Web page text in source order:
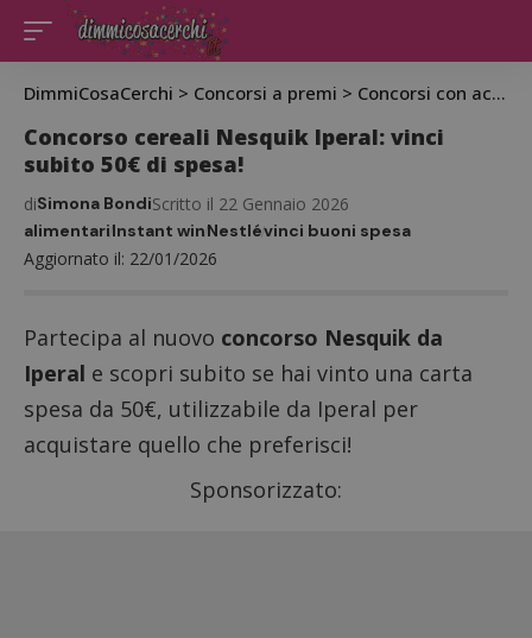
DimmiCosaCerchi > Concorsi a premi > Concorsi con acquisto
Concorso cereali Nesquik Iperal: vinci
subito 50€ di spesa!
Aggiornato il: 22/01/2026
diSimona BondiScritto il 22 Gennaio 2026
alimentariInstant winNestlévinci buoni spesa
Partecipa al nuovo concorso Nesquik da
Iperal e scopri subito se hai vinto una carta
spesa da 50€, utilizzabile da Iperal per
acquistare quello che preferisci!
Sponsorizzato: